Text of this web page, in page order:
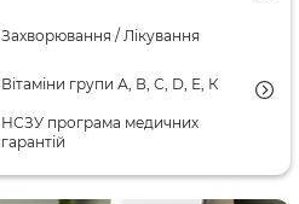
Захворювання / Лікування
Вітаміни групи А, В, С, D, Е, К
НСЗУ програма медичних
гарантій